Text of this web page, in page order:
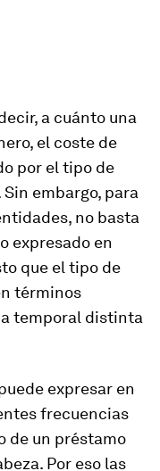
a cuánto una
el coste de
por el tipo de
embargo, para
no basta
expresado en
que el tipo de
términos
temporal distinta
expresar en
frecuencias
de un préstamo
Por eso las